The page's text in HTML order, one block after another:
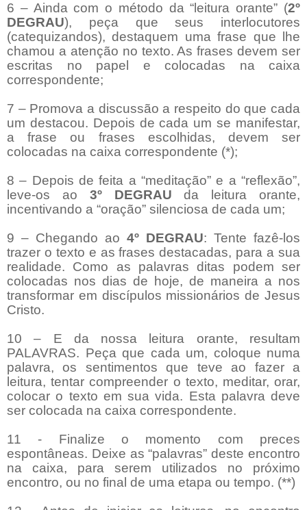
6 – Ainda com o método da “leitura orante” (2º
DEGRAU), peça que seus interlocutores
(catequizandos), destaquem uma frase que lhe
chamou a atenção no texto. As frases devem ser
escritas no papel e colocadas na caixa
correspondente;
7 – Promova a discussão a respeito do que cada
um destacou. Depois de cada um se manifestar,
a frase ou frases escolhidas, devem ser
colocadas na caixa correspondente (*);
8 – Depois de feita a “meditação” e a “reflexão”,
leve-os ao 3º DEGRAU da leitura orante,
incentivando a “oração” silenciosa de cada um;
9 – Chegando ao 4º DEGRAU: Tente fazê-los
trazer o texto e as frases destacadas, para a sua
realidade. Como as palavras ditas podem ser
colocadas nos dias de hoje, de maneira a nos
transformar em discípulos missionários de Jesus
Cristo.
10 – E da nossa leitura orante, resultam
PALAVRAS. Peça que cada um, coloque numa
palavra, os sentimentos que teve ao fazer a
leitura, tentar compreender o texto, meditar, orar,
colocar o texto em sua vida. Esta palavra deve
ser colocada na caixa correspondente.
11 - Finalize o momento com preces
espontâneas. Deixe as “palavras” deste encontro
na caixa, para serem utilizados no próximo
encontro, ou no final de uma etapa ou tempo. (**)